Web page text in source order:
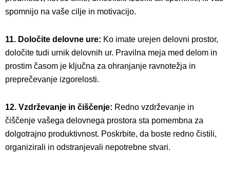
spomnijo na vaše cilje in motivacijo.
11. Določite delovne ure: Ko imate urejen delovni prostor,
določite tudi urnik delovnih ur. Pravilna meja med delom in
prostim časom je ključna za ohranjanje ravnotežja in
preprečevanje izgorelosti.
12. Vzdrževanje in čiščenje: Redno vzdrževanje in
čiščenje vašega delovnega prostora sta pomembna za
dolgotrajno produktivnost. Poskrbite, da boste redno čistili,
organizirali in odstranjevali nepotrebne stvari.